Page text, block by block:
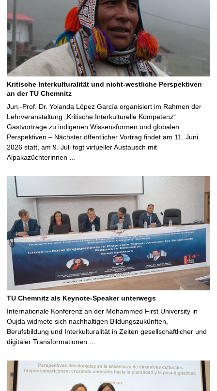
Kritische Interkulturalität und nicht-westliche Perspektiven
an der TU Chemnitz
Jun.-Prof. Dr. Yolanda López García organisiert im Rahmen der
Lehrveranstaltung „Kritische Interkulturelle Kompetenz“
Gastvorträge zu indigenen Wissensformen und globalen
Perspektiven – Nächster öffentlicher Vortrag findet am 11. Juni
2026 statt, am 9. Juli fogt virtueller Austausch mit
Alpakazüchterinnen …
TU Chemnitz als Keynote-Speaker unterwegs
Internationale Konferenz an der Mohammed First University in
Oujda widmete sich nachhaltigen Bildungszukünften,
Berufsbildung und Interkulturalität in Zeiten gesellschaftlicher und
digitaler Transformationen …